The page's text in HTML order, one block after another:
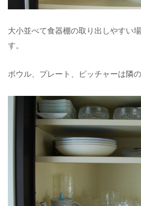
大小並べて食器棚の取り出しやすい
す。
ボウル、プレート、ピッチャーは隣の